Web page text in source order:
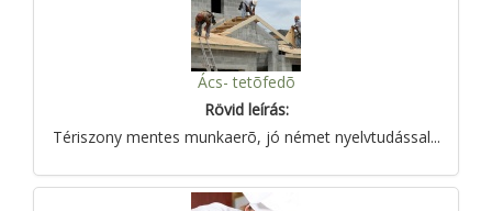
Ács- tetõfedõ
Rövid leírás:
Tériszony mentes munkaerõ, jó német nyelvtudással...